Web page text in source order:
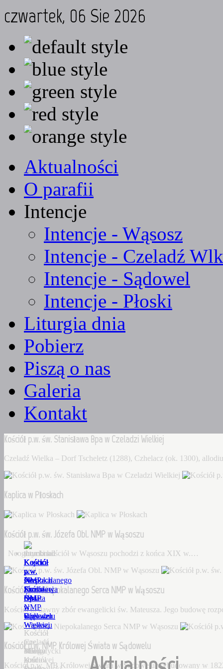
czwartek, 06 Sie 2026
Aktualności
O parafii
Intencje
Intencje - Wąsosz
Intencje - Czeladź
Intencje - Sądowel
Intencje - Płoski
Liturgia dnia
Pobierz
Piszą o nas
Galeria
Kontakt
Kościół p.w. św. Stanisława Bpa w Czeladzi Wielkiej
Czeladź Wielka – Dorf Tscheletz (1288), Czhelacz (ok. 1300),
Kaplica w Płoskach
Kościół p.w. św. Józefa Obl. NMP w Wąsoszu
Neogotycki kościół w Wąsoszu pochodzi z końca XIX w.…
Kościół p.w. Niepokalanego Serca NMP w Wąsoszu
Kościół to dawny zbór ewangelicki św. Mateusza. Jego budowę
Kościół p.w. NMP Królowej Świata w Sądowelu
Kościół p.w. MB Królowej Świata w Sądowelu wybudowany w
Kościół
p.w.
św.
Stanisława
Bpa
w
Czeladzi
Wielkiej
Czeladź
Wielka
–
Kaplica
w
Płoskach
Kościół
p.w.
św.
Józefa
Obl.
NMP
w
Wąsoszu
Neogotycki
kościół
Kościół
p.w.
Niepokalanego
Serca
NMP
w
Wąsoszu
Kościół
to
dawny
zbór
Kościół
p.w.
NMP
Królowej
Świata
w
Sądowelu
Kościół
p.w.
MB
Królowej